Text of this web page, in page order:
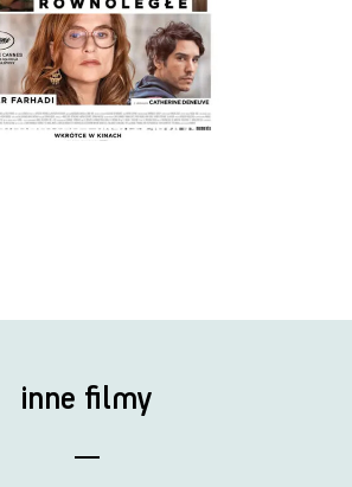
inne filmy